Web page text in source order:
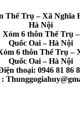
Thế Trụ – Xã Nghĩa
Hà Nội
6 thôn Thế Trụ
Quốc Oai – Hà Nội
6 thôn Thế Trụ –
Quốc Oai – Hà Nội
thoại: 0946 81 86